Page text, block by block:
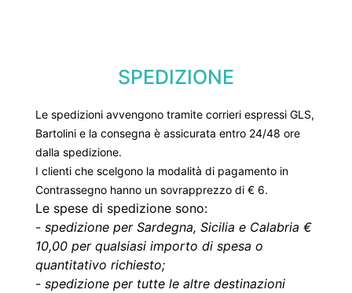
SPEDIZIONE
Le spedizioni avvengono tramite corrieri espressi GLS,
Bartolini e la consegna è assicurata entro 24/48 ore
dalla spedizione.
I clienti che scelgono la modalità di pagamento in
Contrassegno hanno un sovrapprezzo di € 6.
Le spese di spedizione sono:
- spedizione per Sardegna, Sicilia e Calabria €
10,00 per qualsiasi importo di spesa o
quantitativo richiesto;
- spedizione per tutte le altre destinazioni